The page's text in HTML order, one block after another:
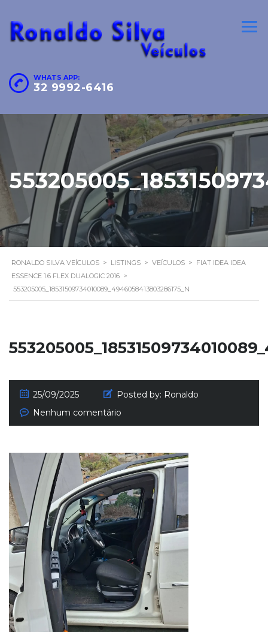
WHATS APP:
32 9992-6416
RONALDO SILVA VEÍCULOS > LISTINGS > VEÍCULOS > FIAT IDEA IDEA
ESSENCE 1.6 FLEX DUALOGIC 2016 >
553205005_18531509734010089_4946058413803286175_N
25/09/2025 Posted by: Ronaldo
Nenhum comentário